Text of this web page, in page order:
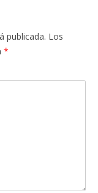
publicada. Los
*